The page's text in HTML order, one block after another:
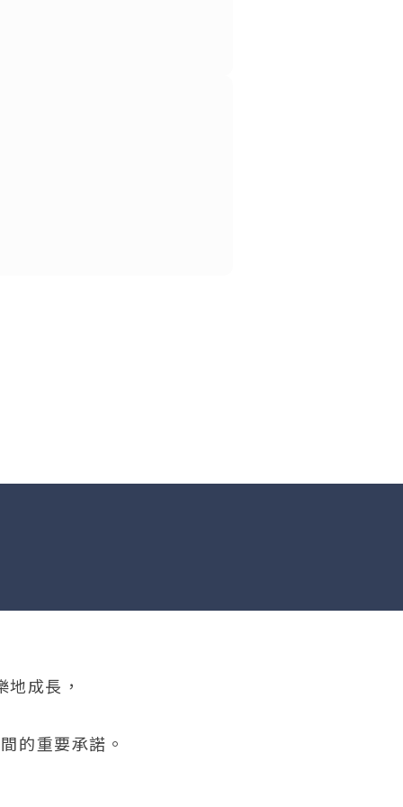
成長，
的重要承諾。